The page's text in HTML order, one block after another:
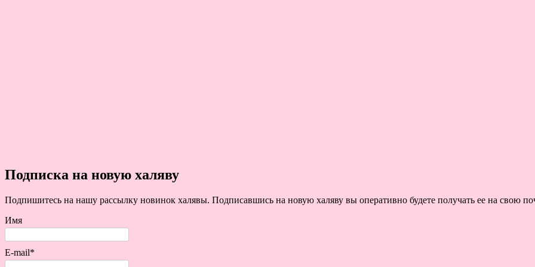
Подписка на новую халяву
Подпишитесь на нашу рассылку новинок халявы. Подписавшись на новую халяву вы оперативно будете получать ее на свою
Имя
E-mail*